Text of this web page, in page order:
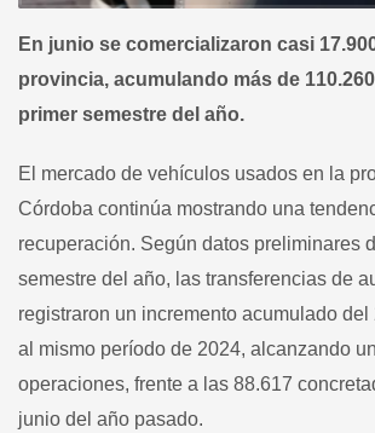
En junio se comercializaron casi
provincia, acumulando más de
primer semestre del año.
El mercado de vehículos usados en la
Córdoba continúa mostrando una
recuperación. Según datos preliminares
semestre del año, las transferencias de
registraron un incremento acumulado del
al mismo período de 2024, alcanzando
operaciones, frente a las 88.617
junio del año pasado.